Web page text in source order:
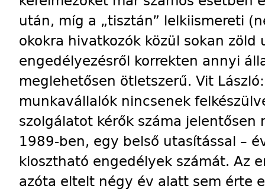
után, míg a „tisztán” lelkiismereti
okokra hivatkozók közül sokan zöld
engedélyezésről korrekten annyi
meglehetősen ötletszerű. Vit
munkavállalók nincsenek
szolgálatot kérők száma jelentősen
1989-ben, egy belső utasítással –
kiosztható engedélyek számát. Az
azóta eltelt négy év alatt sem érte